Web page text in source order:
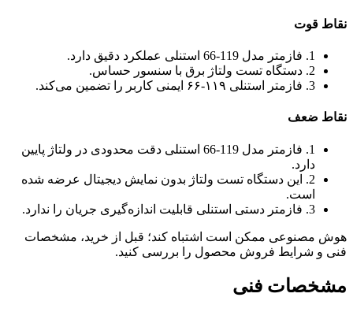
نقاط قوت
1. فازمتر مدل 119-66 استنلی عملکرد دقیق دارد.
2. دستگاه تست ولتاژ برق با سنسور حساس.
3. فازمتر استنلی ۱۱۹-۶۶ ایمنی کاربر را تضمین می‌کند.
نقاط ضعف
1. فازمتر مدل 119-66 استنلی دقت محدودی در ولتاژ پایین
دارد.
2. این دستگاه تست ولتاژ بدون نمایش دیجیتال عرضه شده
است.
3. فازمتر دستی استنلی قابلیت اندازه‌گیری جریان را ندارد.
هوش مصنوعی ممکن است اشتباه کند؛ قبل از خرید، مشخصات
فنی و شرایط فروش محصول را بررسی کنید.
مشخصات فنی